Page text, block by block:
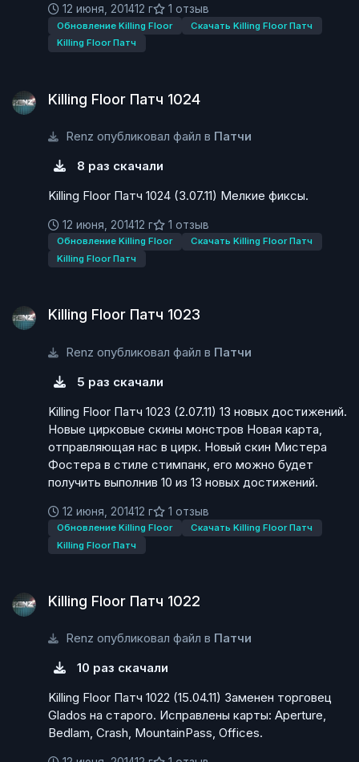
12 июня, 201412 г 1 отзыв
Обновление Killing Floor
Скачать Killing Floor Патч
Killing Floor Патч
Killing Floor Патч 1024
Renz опубликовал файл в Патчи
8 раз скачали
Killing Floor Патч 1024 (3.07.11) Мелкие фиксы.
12 июня, 201412 г 1 отзыв
Обновление Killing Floor
Скачать Killing Floor Патч
Killing Floor Патч
Killing Floor Патч 1023
Renz опубликовал файл в Патчи
5 раз скачали
Killing Floor Патч 1023 (2.07.11) 13 новых достижений.
Новые цирковые скины монстров Новая карта,
отправляющая нас в цирк. Новый скин Мистера
Фостера в стиле стимпанк, его можно будет
получить выполнив 10 из 13 новых достижений.
12 июня, 201412 г 1 отзыв
Обновление Killing Floor
Скачать Killing Floor Патч
Killing Floor Патч
Killing Floor Патч 1022
Renz опубликовал файл в Патчи
10 раз скачали
Killing Floor Патч 1022 (15.04.11) Заменен торговец
Glados на старого. Исправлены карты: Aperture,
Bedlam, Crash, MountainPass, Offices.